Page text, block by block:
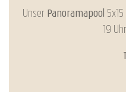
Unser Panoramapool
19